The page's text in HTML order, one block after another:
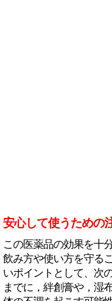
安心して使うための
この医薬品の効果を十
飲み方や使い方を守る
いポイントとして、次
までに，絆創膏や，湿